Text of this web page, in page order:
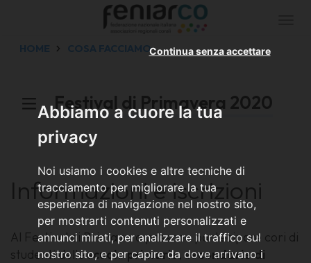
Abbiamo a cuore la tua
privacy
Noi usiamo i cookies e altre tecniche di
tracciamento per migliorare la tua
esperienza di navigazione nel nostro sito,
per mostrarti contenuti personalizzati e
annunci mirati, per analizzare il traffico sul
nostro sito, e per capire da dove arrivano i
Continua senza accettare
HOME COSA FACCIAMO
Festival di Primavera 2020
Informazioni e iscrizioni
Al Festival di Primavera possono partecipare cori di
studenti dellescuole primarie,secondariedi